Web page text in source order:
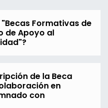
"Becas Formativas de
de Apoyo al
de la Beca
en
con